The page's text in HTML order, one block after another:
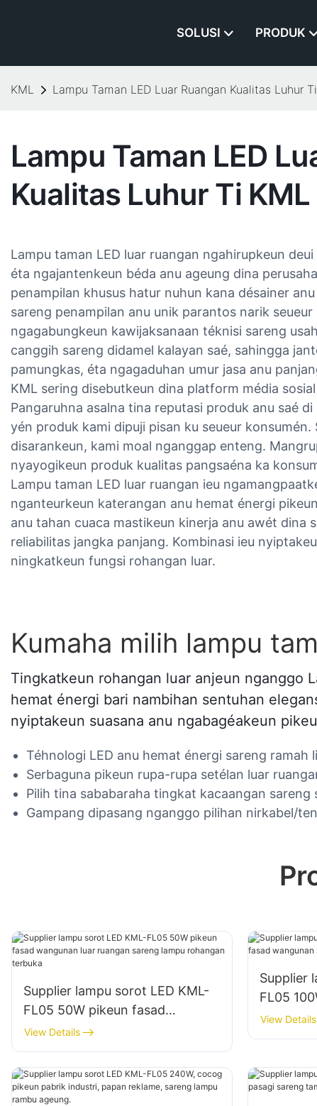
SOLUSI PRODUK
KML Lampu Taman LED Luar Ruangan Kualitas Luhur​
Lampu Taman LED
Kualitas Luhur​ Ti KML
Lampu taman LED luar ruangan​ ngahirupkeun
éta ngajantenkeun béda anu ageung dina
penampilan khusus hatur nuhun kana désainer
sareng penampilan anu unik parantos narik
ngagabungkeun kawijaksanaan téknisi sareng
canggih sareng didamel kalayan saé, sahingga
pamungkas, éta ngagaduhan umur jasa anu
KML sering disebutkeun dina platform média
Pangaruhna asalna tina reputasi produk anu saé
yén produk kami dipuji pisan ku seueur
disarankeun, kami moal nganggap enteng.
nyayogikeun produk kualitas pangsaéna ka
Lampu taman LED luar ruangan ieu
nganteurkeun katerangan anu hemat énergi
anu tahan cuaca mastikeun kinerja anu awét dina
reliabilitas jangka panjang. Kombinasi ieu
ningkatkeun fungsi rohangan luar.
Kumaha milih lampu
Tingkatkeun rohangan luar anjeun nganggo
hemat énergi bari nambihan sentuhan
nyiptakeun suasana anu ngabagéakeun
Téhnologi LED anu hemat énergi sareng
Serbaguna pikeun rupa-rupa setélan luar
Pilih tina sababaraha tingkat kacaangan
Gampang dipasang nganggo pilihan nirkabel/
Supplier lampu sorot LED KML-
FL05 50W pikeun fasad
wangunan luar ruangan sareng
lampu rohangan terbuka
View Details
Supplier
FL05
View Details